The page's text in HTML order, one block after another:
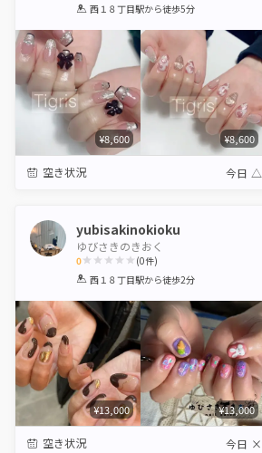
1 2 3 4 5
西１８丁目駅から徒歩5分
¥8,600 ¥8,600
空き状況 今日 △
yubisakinokioku
ゆびさきのきおく
0
1 2 3 4 5
(0件)
西１８丁目駅から徒歩2分
¥13,000 ¥13,000
空き状況 今日 ×